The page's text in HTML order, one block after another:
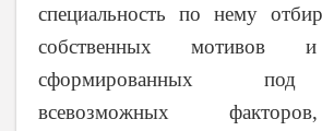
специальность по нему
собственных мотивов и
сформированных
всевозможных